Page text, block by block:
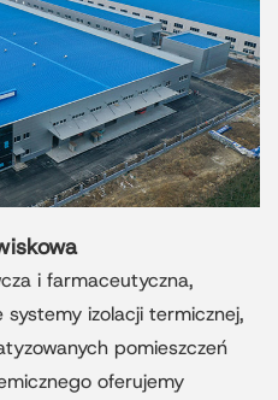
i farmaceutyczna,
izolacji termicznej,
pomieszczeń
oferujemy